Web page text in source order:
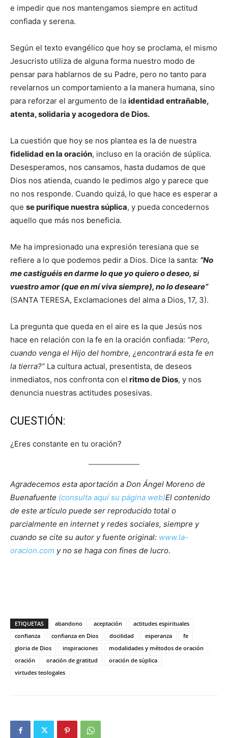
e impedir que nos mantengamos siempre en actitud
confiada y serena.
Según el texto evangélico que hoy se proclama, el mismo
Jesucristo utiliza de alguna forma nuestro modo de
pensar para hablarnos de su Padre, pero no tanto para
revelarnos un comportamiento a la manera humana, sino
para reforzar el argumento de la identidad entrañable,
atenta, solidaria y acogedora de Dios.
La cuestión que hoy se nos plantea es la de nuestra
fidelidad en la oración, incluso en la oración de súplica.
Desesperamos, nos cansamos, hasta dudamos de que
Dios nos atienda, cuando le pedimos algo y parece que
no nos responde. Cuando quizá, lo que hace es esperar a
que se purifique nuestra súplica, y pueda concedernos
aquello que más nos beneficia.
Me ha impresionado una expresión teresiana que se
refiere a lo que podemos pedir a Dios. Dice la santa: “No
me castiguéis en darme lo que yo quiero o deseo, si
vuestro amor (que en mí viva siempre), no lo deseare”
(SANTA TERESA, Exclamaciones del alma a Dios, 17, 3).
La pregunta que queda en el aire es la que Jesús nos
hace en relación con la fe en la oración confiada: “Pero,
cuando venga el Hijo del hombre, ¿encontrará esta fe en
la tierra?” La cultura actual, presentista, de deseos
inmediatos, nos confronta con el ritmo de Dios, y nos
denuncia nuestras actitudes posesivas.
CUESTIÓN:
¿Eres constante en tu oración?
Agradecemos esta aportación a Don Ángel Moreno de
Buenafuente (consulta aquí su página web)El contenido
de este artículo puede ser reproducido total o
parcialmente en internet y redes sociales, siempre y
cuando se cite su autor y fuente original: www.la-
oracion.com y no se haga con fines de lucro.
ETIQUETAS abandono aceptación
actitudes espirituales
confianza
confianza en Dios docilidad esperanza
fe
gloria de Dios
inspiraciones
modalidades y métodos de oración
oración
oración de gratitud
oración de súplica
virtudes teologales